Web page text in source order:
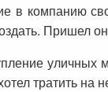
в компанию
Пришел
уличных
тратить на